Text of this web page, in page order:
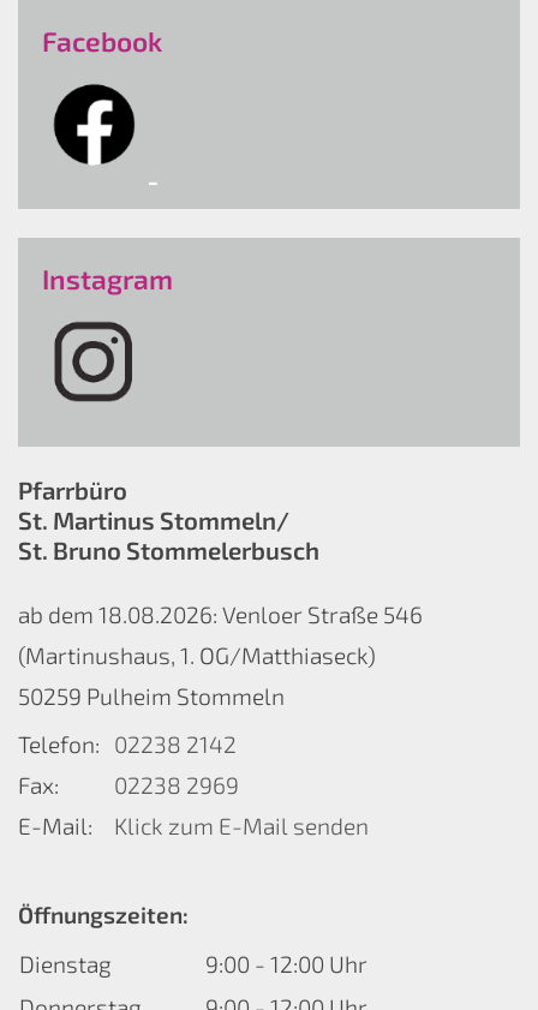
Facebook
Instagram
Pfarrbüro
St. Martinus Stommeln/
St. Bruno Stommelerbusch
ab dem 18.08.2026: Venloer Straße 546
(Martinushaus, 1. OG/Matthiaseck)
50259 Pulheim Stommeln
Telefon:
02238 2142
Fax:
02238 2969
E-Mail:
Klick zum E-Mail senden
Öffnungszeiten:
Dienstag
9:00 - 12:00 Uhr